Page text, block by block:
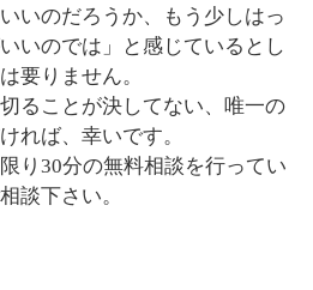
いのだろうか、もう少しはっ
いのでは」と感じているとし
要りません。
ることが決してない、唯一の
れば、幸いです。
り30分の無料相談を行ってい
談下さい。